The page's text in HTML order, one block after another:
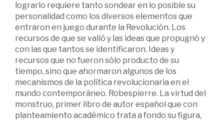
lograrlo requiere tanto sondear en lo posible su
personalidad como los diversos elementos que
entraron en juego durante la Revolución. Los
recursos de que se valió y las ideas que propugnó y
con las que tantos se identificaron. Ideas y
recursos que no fueron sólo producto de su
tiempo, sino que ahormaron algunos de los
mecanismos de la política revolucionaria en el
mundo contemporáneo. Robespierre. La virtud del
monstruo, primer libro de autor español que con
planteamiento académico trata a fondo su figura,